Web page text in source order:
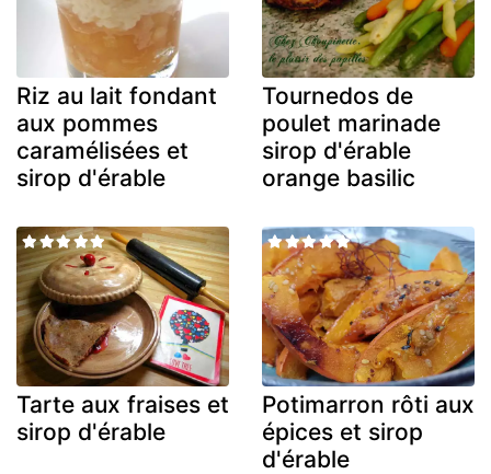
Riz au lait fondant
aux pommes
caramélisées et
sirop d'érable
Tournedos de
poulet marinade
sirop d'érable
orange basilic
Tarte aux fraises et
sirop d'érable
Potimarron rôti aux
épices et sirop
d'érable